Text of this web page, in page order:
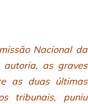
Nacional da
autoria, as graves
as duas últimas
tribunais, puniu